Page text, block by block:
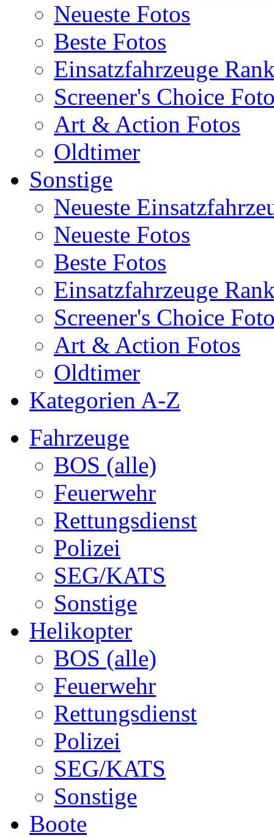
Neueste Fotos
Beste Fotos
Einsatzfahrzeuge
Screener's Choice
Art & Action Fotos
Oldtimer
Sonstige
Neueste
Neueste Fotos
Beste Fotos
Einsatzfahrzeuge
Screener's Choice
Art & Action Fotos
Oldtimer
Kategorien A-Z
Fahrzeuge
BOS (alle)
Feuerwehr
Rettungsdienst
Polizei
SEG/KATS
Sonstige
Helikopter
BOS (alle)
Feuerwehr
Rettungsdienst
Polizei
SEG/KATS
Sonstige
Boote